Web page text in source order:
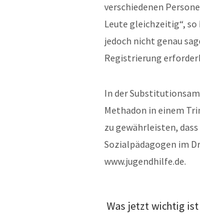
verschiedenen
Leute gleichzeitig“, so
jedoch nicht genau
Registrierung
In der
Methadon in einem
zu gewährleisten,
Sozialpädagogen im
www.jugendhilfe.de.
Was jetzt wichtig ist